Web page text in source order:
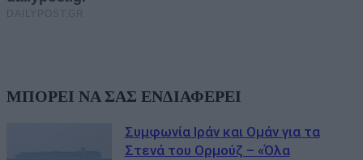
ΜΠΟΡΕΙ ΝΑ ΣΑΣ ΕΝΔΙΑΦΕΡΕΙ
Συμφωνία Ιράν και Ομάν για τα
Στενά του Ορμούζ – «Όλα